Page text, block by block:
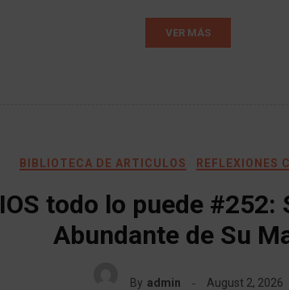
VER MÁS
BIBLIOTECA DE ARTICULOS REFLEXIONES
todo lo puede #252:
Abundante de Su
By admin August 2, 2026